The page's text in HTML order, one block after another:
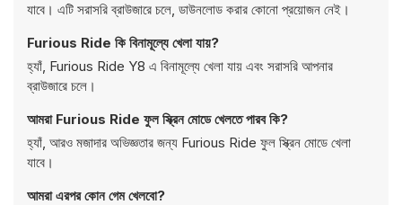
যাবে। এটি সরাসরি ব্রাউজারে চলে, ডাউনলোড করার কোনো প্রয়োজন নেই।
Furious Ride কি বিনামূল্যে খেলা যায়?
হ্যাঁ, Furious Ride Y8 এ বিনামূল্যে খেলা যায় এবং সরাসরি আপনার
ব্রাউজারে চলে।
আমরা Furious Ride ফুল স্ক্রিন মোডে খেলতে পারব কি?
হ্যাঁ, আরও মজাদার অভিজ্ঞতার জন্য Furious Ride ফুল স্ক্রিন মোডে খেলা
যাবে।
আমরা এরপর কোন গেম খেলবো?